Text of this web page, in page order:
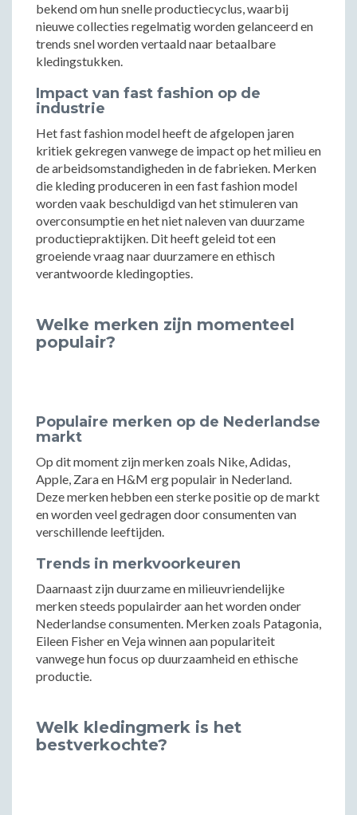
bekend om hun snelle productiecyclus, waarbij
nieuwe collecties regelmatig worden gelanceerd en
trends snel worden vertaald naar betaalbare
kledingstukken.
Impact van fast fashion op de
industrie
Het fast fashion model heeft de afgelopen jaren
kritiek gekregen vanwege de impact op het milieu en
de arbeidsomstandigheden in de fabrieken. Merken
die kleding produceren in een fast fashion model
worden vaak beschuldigd van het stimuleren van
overconsumptie en het niet naleven van duurzame
productiepraktijken. Dit heeft geleid tot een
groeiende vraag naar duurzamere en ethisch
verantwoorde kledingopties.
Welke merken zijn momenteel
populair?
Populaire merken op de Nederlandse
markt
Op dit moment zijn merken zoals Nike, Adidas,
Apple, Zara en H&M erg populair in Nederland.
Deze merken hebben een sterke positie op de markt
en worden veel gedragen door consumenten van
verschillende leeftijden.
Trends in merkvoorkeuren
Daarnaast zijn duurzame en milieuvriendelijke
merken steeds populairder aan het worden onder
Nederlandse consumenten. Merken zoals Patagonia,
Eileen Fisher en Veja winnen aan populariteit
vanwege hun focus op duurzaamheid en ethische
productie.
Welk kledingmerk is het
bestverkochte?